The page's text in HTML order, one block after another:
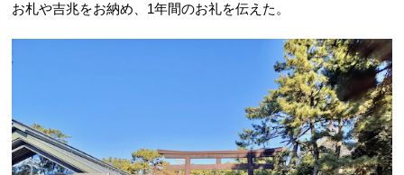
お札や吉兆をお納め、1年間のお礼を伝えた。